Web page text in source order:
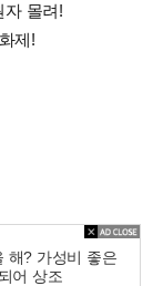
자 몰려!
제!
해? 가성비 좋은
어 상조